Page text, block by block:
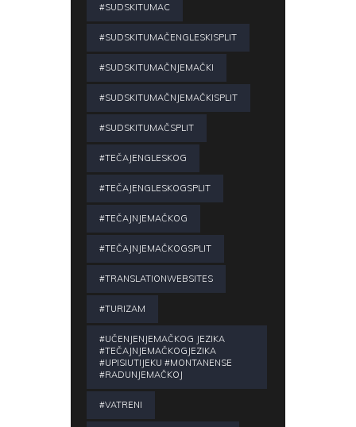
#SUDSKITUMAC
#SUDSKITUMAČENGLESKISPLIT
#SUDSKITUMAČNJEMAČKI
#SUDSKITUMAČNJEMAČKISPLIT
#SUDSKITUMAČSPLIT
#TEČAJENGLESKOG
#TEČAJENGLESKOGSPLIT
#TEČAJNJEMAČKOG
#TEČAJNJEMAČKOGSPLIT
#TRANSLATIONWEBSITES
#TURIZAM
#UČENJENJEMAČKOG JEZIKA
#TEČAJNJEMAČKOGJEZIKA
#UPISIUTIJEKU #MONTANENSE
#RADUNJEMAČKOJ
#VATRENI